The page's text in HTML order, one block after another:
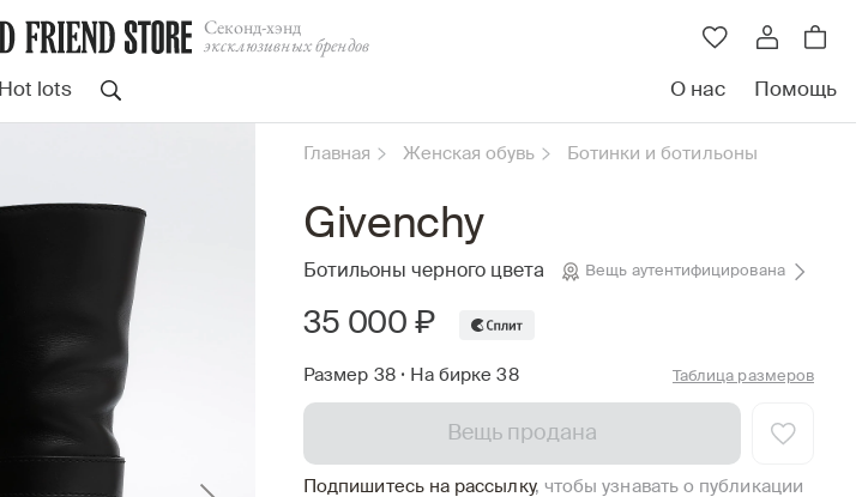
Cеконд-хэнд
эксклюзивных брендов
Hot lots О нас Помощь
Главная Женская обувь Ботинки и ботильоны
Givenchy
Ботильоны черного цвета Вещь аутентифицирована
35 000 ₽
Размер 38 • На бирке 38 Таблица размеров
Вещь продана
Подпишитесь на рассылку, чтобы узнавать о публикации